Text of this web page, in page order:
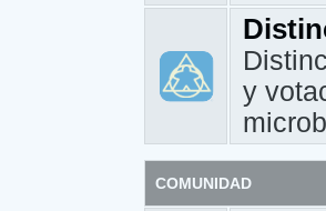
y
COMUNIDAD